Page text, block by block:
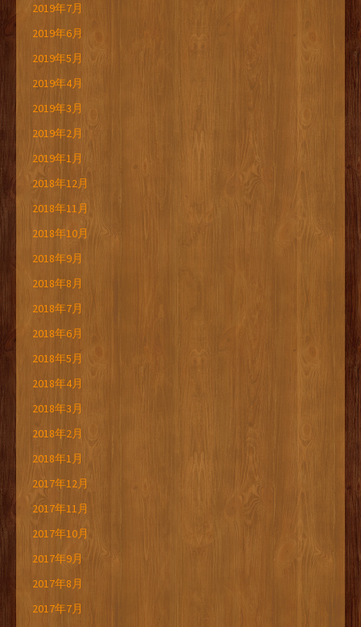
2019年7月
2019年6月
2019年5月
2019年4月
2019年3月
2019年2月
2019年1月
2018年12月
2018年11月
2018年10月
2018年9月
2018年8月
2018年7月
2018年6月
2018年5月
2018年4月
2018年3月
2018年2月
2018年1月
2017年12月
2017年11月
2017年10月
2017年9月
2017年8月
2017年7月